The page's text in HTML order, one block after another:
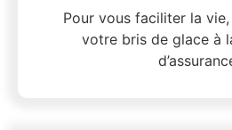
Pour vous faciliter la
votre bris de glace à